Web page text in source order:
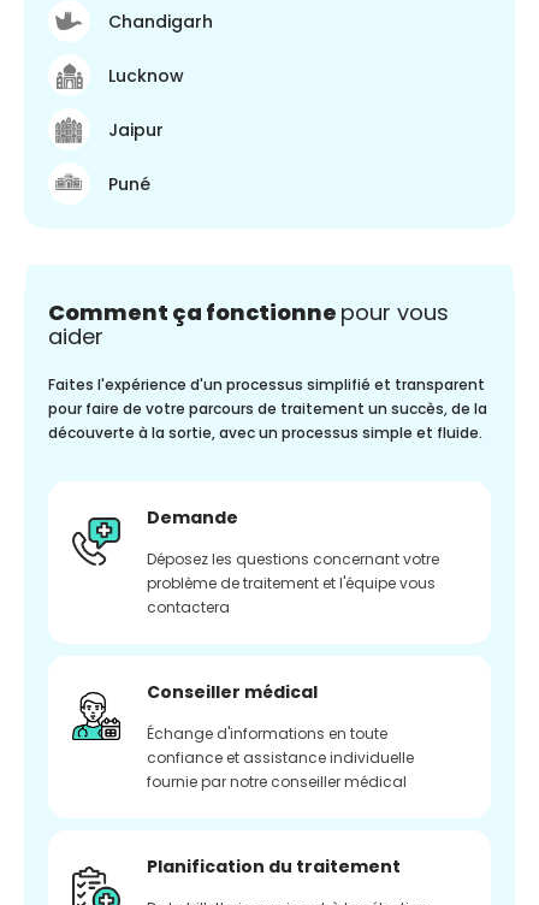
Chandigarh
Lucknow
Jaipur
Puné
Comment ça fonctionne pour vous
aider
Faites l'expérience d'un processus simplifié et transparent
pour faire de votre parcours de traitement un succès, de la
découverte à la sortie, avec un processus simple et fluide.
Demande
Déposez les questions concernant votre
problème de traitement et l'équipe vous
contactera
Conseiller médical
Échange d'informations en toute
confiance et assistance individuelle
fournie par notre conseiller médical
Planification du traitement